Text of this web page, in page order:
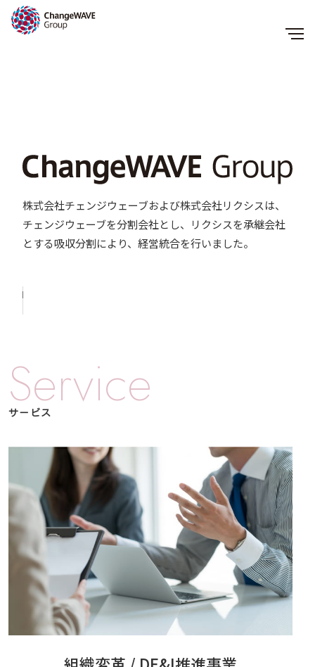
株式会社チェンジウェーブおよび株式会社リクシスは、
チェンジウェーブを分割会社とし、リクシスを承継会社
とする吸収分割により、経営統合を行いました。
Service
サービス